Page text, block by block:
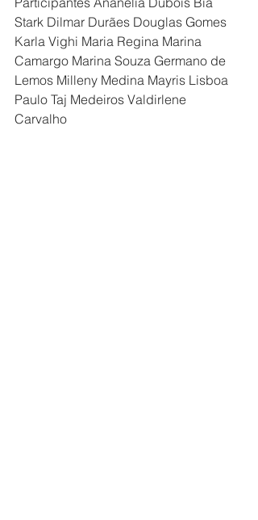
Stark Dilmar Durães Douglas Gomes
Karla Vighi Maria Regina Marina
Camargo Marina Souza Germano de
Lemos Milleny Medina Mayris Lisboa
Paulo Taj Medeiros Valdirlene
Carvalho